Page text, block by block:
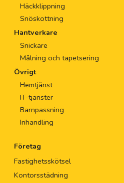
Häckklippning
Snöskottning
Hantverkare
Snickare
Målning och tapetsering
Övrigt
Hemtjänst
IT-tjänster
Barnpassning
Inhandling
Företag
Fastighetsskötsel
Kontorsstädning